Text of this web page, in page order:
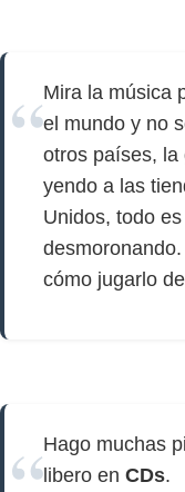
Mira la música
el mundo y no
otros países, la
yendo a las
Unidos, todo
cómo jugarlo
Hago muchas
libero en CDs.